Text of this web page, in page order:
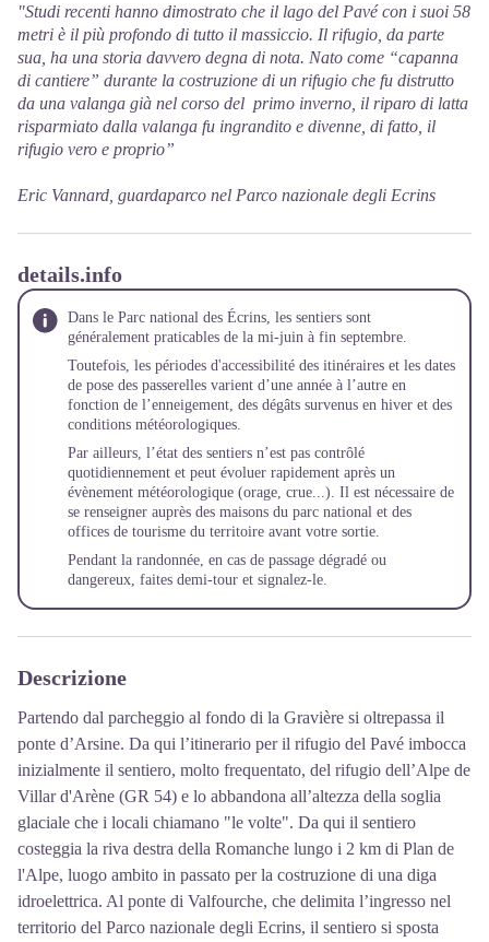
"Studi recenti hanno dimostrato che il lago del Pavé con i suoi 58
metri è il più profondo di tutto il massiccio. Il rifugio, da parte
sua, ha una storia davvero degna di nota. Nato come “capanna
di cantiere” durante la costruzione di un rifugio che fu distrutto
da una valanga già nel corso del primo inverno, il riparo di latta
risparmiato dalla valanga fu ingrandito e divenne, di fatto, il
rifugio vero e proprio”
Eric Vannard, guardaparco nel Parco nazionale degli Ecrins
details.info
Dans le Parc national des Écrins, les sentiers sont
généralement praticables de la mi-juin à fin septembre.
Toutefois, les périodes d'accessibilité des itinéraires et les dates
de pose des passerelles varient d’une année à l’autre en
fonction de l’enneigement, des dégâts survenus en hiver et des
conditions météorologiques.
Par ailleurs, l’état des sentiers n’est pas contrôlé
quotidiennement et peut évoluer rapidement après un
évènement météorologique (orage, crue...). Il est nécessaire de
se renseigner auprès des maisons du parc national et des
offices de tourisme du territoire avant votre sortie.
Pendant la randonnée, en cas de passage dégradé ou
dangereux, faites demi-tour et signalez-le
Descrizione
Partendo dal parcheggio al fondo di la Gravière si oltrepassa il
ponte d’Arsine. Da qui l’itinerario per il rifugio del Pavé imbocca
inizialmente il sentiero, molto frequentato, del rifugio dell’Alpe de
Villar d'Arène (GR 54) e lo abbandona all’altezza della soglia
glaciale che i locali chiamano "le volte". Da qui il sentiero
costeggia la riva destra della Romanche lungo i 2 km di Plan de
l'Alpe, luogo ambito in passato per la costruzione di una diga
idroelettrica. Al ponte di Valfourche, che delimita l’ingresso nel
territorio del Parco nazionale degli Ecrins, il sentiero si sposta